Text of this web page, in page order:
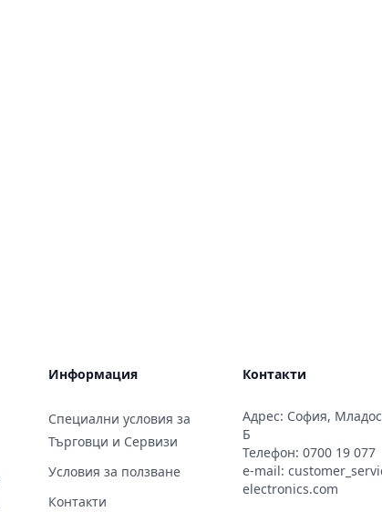
Информация
Специални условия за
Търговци и Сервизи
Условия за ползване
Контакти
Контакти
Адрес: София,
Б
Телефон: 0700 19 077
e-mail:
electronics.com